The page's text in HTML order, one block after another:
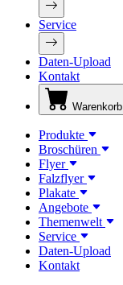
Service
Daten-Upload
Kontakt
Warenkorb
Produkte
Broschüren
Flyer
Falzflyer
Plakate
Angebote
Themenwelt
Service
Daten-Upload
Kontakt